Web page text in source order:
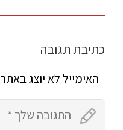
כתיבת תגובה
האימייל לא יוצג